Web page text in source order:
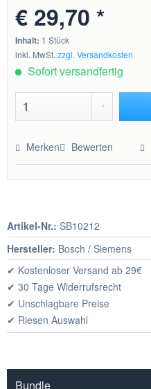
€ 29,70 *
Inhalt: 1 Stück
inkl. MwSt.zzgl. Versandkosten
Sofort versandfertig
Merken Bewerten
Artikel-Nr.: SB10212
Hersteller: Bosch / Siemens
✔ Kostenloser Versand ab 29€
✔ 30 Tage Widerrufsrecht
✔ Unschlagbare Preise
✔ Riesen Auswahl
Bundle